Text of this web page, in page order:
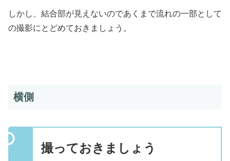
しかし、結合部が見えないのであくまで流れの一部として
の撮影にとどめておきましょう。
横側
撮っておきましょう